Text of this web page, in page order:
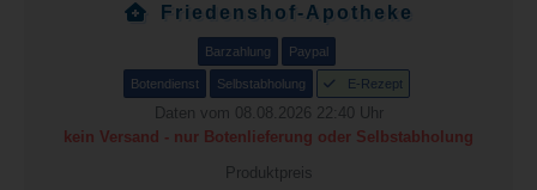
Friedenshof-Apotheke
Barzahlung Paypal
Botendienst Selbstabholung E-Rezept
Daten vom 08.08.2026 22:40 Uhr
kein Versand - nur Botenlieferung oder Selbstabholung
Produktpreis